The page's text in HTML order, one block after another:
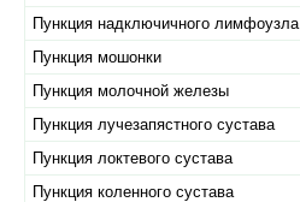
Пункция надключичного лимфоузла
Пункция мошонки
Пункция молочной железы
Пункция лучезапястного сустава
Пункция локтевого сустава
Пункция коленного сустава